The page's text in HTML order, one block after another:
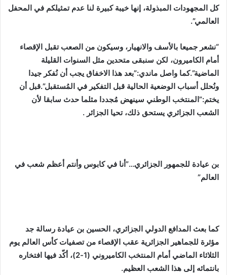
كل المجهودات المبذولة، إنها خيبة كبيرة لنا عدم تمثيلكم في المحفل
العالمي”.
“نشعر جميعا بالأسف والانهيار، وسيكون من الصعب تقبل الإقصاء
أمام الكاميرون، لكن سنبقى متحدين مثل السنوات القليلة
الماضية”.كما واصل ماندي:”بعد هذا الاخفاق يجب أن نُفكر جيدا
ونُحلل أسباب الوضعية الحالية قبل التفكير في المُستقبل”.قبل أن
يختم:”المنتخب الوطني سينهض مُجددا مثلما حدث سابقا لأن
الشعب الجزائري يستحق ذلك، تحيا الجزائر .
بن عيادة للجمهور الجزائري…”أنا في كابوس وأنتم أعظم شعب في
العالم”
كما بعث المدافع الدولي الجزائري، الحسين بن عيادة رسالة جد
مؤثرة للجماهير الجزائرية عقب الإقصاء من تصفيات كأس العالم يوم
الثلاثاء الماضي أمام المنتخب الكاميروني (1-2)، أكّد فيها افتخاره
بانتمائه إلى هذا الشعب العظيم.